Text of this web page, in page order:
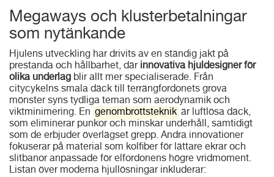
Megaways och klusterbetalningar
som nytänkande
Hjulens utveckling har drivits av en ständig jakt på
prestanda och hållbarhet, där innovativa hjuldesigner för
olika underlag blir allt mer specialiserade. Från
citycykelns smala däck till terrängfordonets grova
mönster syns tydliga teman som aerodynamik och
viktminimering. En genombrottsteknik är luftlösa däck,
som eliminerar punkor och minskar underhåll, samtidigt
som de erbjuder överlägset grepp. Andra innovationer
fokuserar på material som kolfiber för lättare ekrar och
slitbanor anpassade för elfordonens högre vridmoment.
Listan över moderna hjullösningar inkluderar: